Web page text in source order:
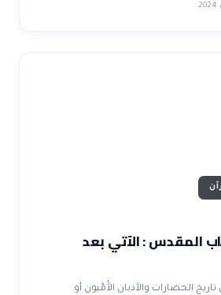
المقدس : الآتي بعد
الحضارات والأديان الأُمَّيون أو